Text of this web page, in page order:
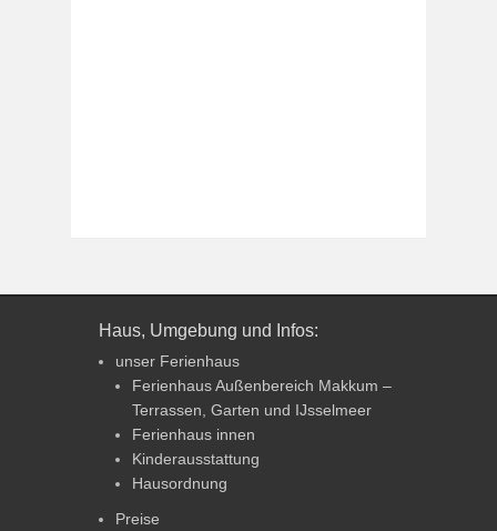
Haus, Umgebung und Infos:
unser Ferienhaus
Ferienhaus Außenbereich Makkum –
Terrassen, Garten und IJsselmeer
Ferienhaus innen
Kinderausstattung
Hausordnung
Preise